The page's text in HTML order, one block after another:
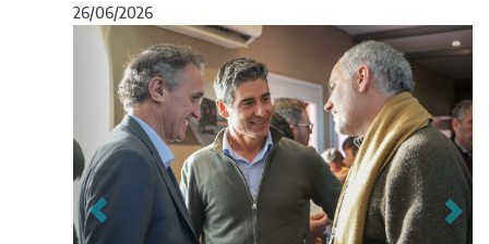
26/06/2026
Anterior